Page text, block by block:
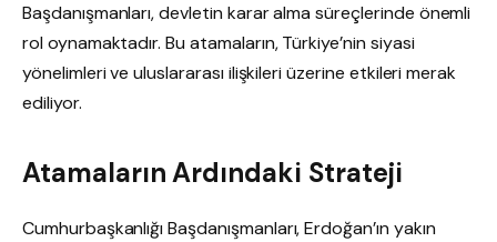
Başdanışmanları, devletin karar alma süreçlerinde önemli
rol oynamaktadır. Bu atamaların, Türkiye’nin siyasi
yönelimleri ve uluslararası ilişkileri üzerine etkileri merak
ediliyor.
Atamaların Ardındaki Strateji
Cumhurbaşkanlığı Başdanışmanları, Erdoğan’ın yakın